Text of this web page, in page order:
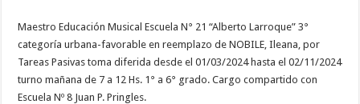
Maestro Educación Musical Escuela N° 21 “Alberto Larroque” 3°
categoría urbana-favorable en reemplazo de NOBILE, Ileana, por
Tareas Pasivas toma diferida desde el 01/03/2024 hasta el 02/11/2024
turno mañana de 7 a 12 Hs. 1° a 6° grado. Cargo compartido con
Escuela Nº 8 Juan P. Pringles.